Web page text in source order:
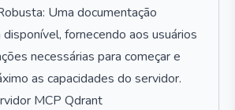
Uma documentação
fornecendo aos usuários
necessárias para começar e
as capacidades do servidor.
MCP Qdrant